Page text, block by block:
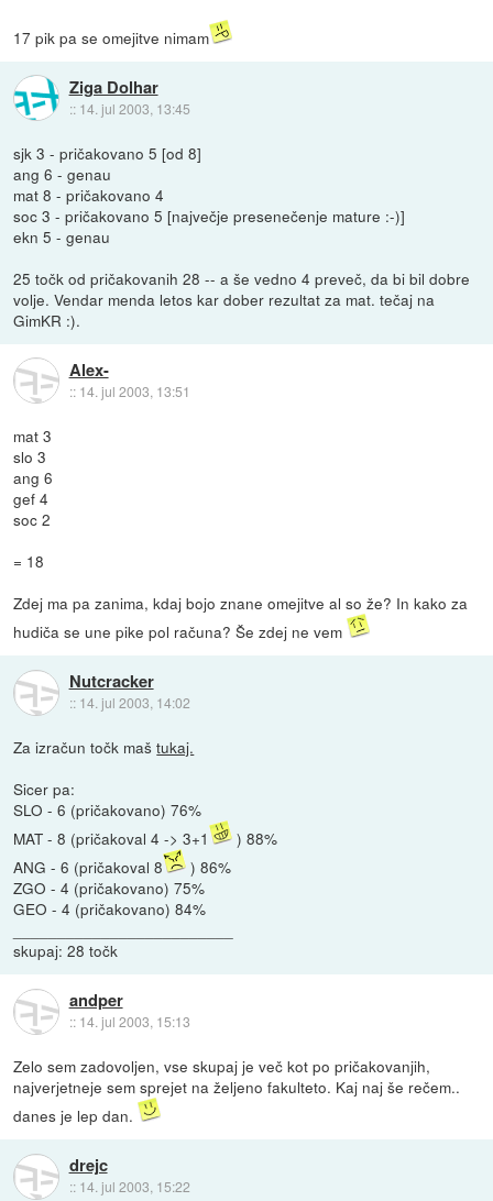
17 pik pa se omejitve nimam
Ziga Dolhar
:: 14. jul 2003, 13:45
sjk 3 - pričakovano 5 [od 8]
ang 6 - genau
mat 8 - pričakovano 4
soc 3 - pričakovano 5 [največje presenečenje mature :-)]
ekn 5 - genau
25 točk od pričakovanih 28 -- a še vedno 4 preveč, da bi bil dobre
volje. Vendar menda letos kar dober rezultat za mat. tečaj na
GimKR :).
Alex-
:: 14. jul 2003, 13:51
mat 3
slo 3
ang 6
gef 4
soc 2
= 18
Zdej ma pa zanima, kdaj bojo znane omejitve al so že? In kako za
hudiča se une pike pol računa? Še zdej ne vem
Nutcracker
:: 14. jul 2003, 14:02
Za izračun točk maštukaj.
Sicer pa:
SLO - 6 (pričakovano) 76%
MAT - 8 (pričakoval 4 -> 3+1
) 88%
ANG - 6 (pričakoval 8
) 86%
ZGO - 4 (pričakovano) 75%
GEO - 4 (pričakovano) 84%
skupaj: 28 točk
andper
:: 14. jul 2003, 15:13
Zelo sem zadovoljen, vse skupaj je več kot po pričakovanjih,
najverjetneje sem sprejet na željeno fakulteto. Kaj naj še rečem..
danes je lep dan.
drejc
:: 14. jul 2003, 15:22